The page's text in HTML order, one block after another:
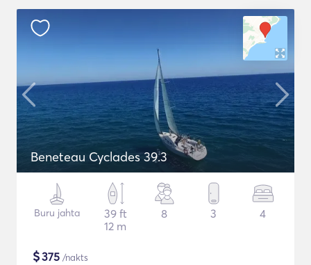
Beneteau Cyclades 39.3
Buru jahta
39 ft
12 m
8 3 4
$375 /nakts